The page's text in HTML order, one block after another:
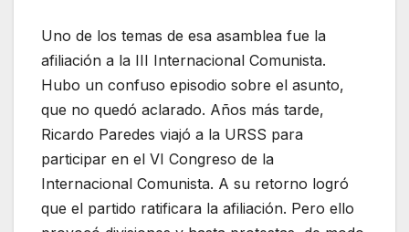
Uno de los temas de esa asamblea fue la
afiliación a la III Internacional Comunista.
Hubo un confuso episodio sobre el asunto,
que no quedó aclarado. Años más tarde,
Ricardo Paredes viajó a la URSS para
participar en el VI Congreso de la
Internacional Comunista. A su retorno logró
que el partido ratificara la afiliación. Pero ello